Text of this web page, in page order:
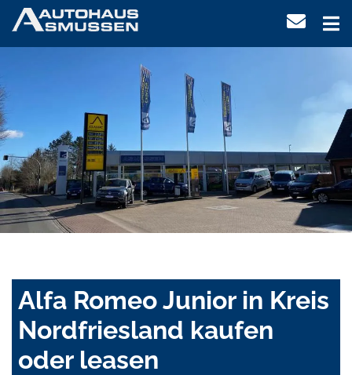
Alfa Romeo Junior in Kreis
Nordfriesland kaufen
oder leasen